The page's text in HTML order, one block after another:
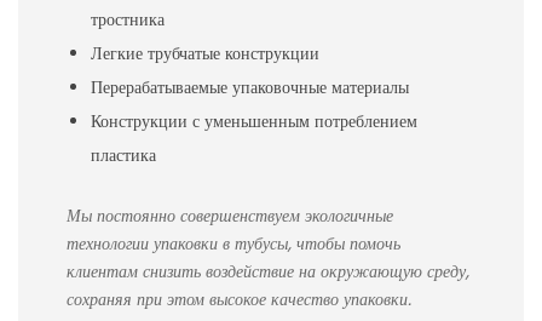
тростника
Легкие трубчатые конструкции
Перерабатываемые упаковочные материалы
Конструкции с уменьшенным потреблением
пластика
Мы постоянно совершенствуем экологичные
технологии упаковки в тубусы, чтобы помочь
клиентам снизить воздействие на окружающую среду,
сохраняя при этом высокое качество упаковки.